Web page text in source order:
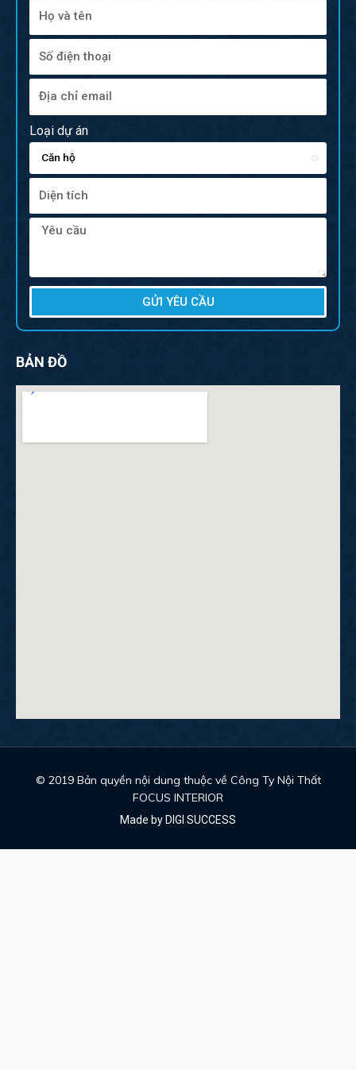
Loại dự án
GỬI YÊU CẦU
BẢN ĐỒ
© 2019 Bản quyền nội dung thuộc về Công Ty Nội Thất
FOCUS INTERIOR
Made by DIGI SUCCESS